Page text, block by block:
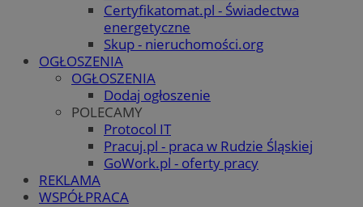
Certyfikatomat.pl - Świadectwa
energetyczne
Skup - nieruchomości.org
OGŁOSZENIA
OGŁOSZENIA
Dodaj ogłoszenie
POLECAMY
Protocol IT
Pracuj.pl - praca w Rudzie Śląskiej
GoWork.pl - oferty pracy
REKLAMA
WSPÓŁPRACA